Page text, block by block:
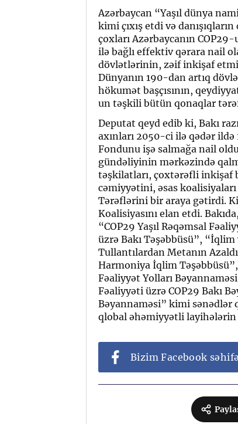
Azərbaycan “Yaşıl dünya
kimi çıxış etdi və
çoxları Azərbaycanın
ilə bağlı effektiv qərara nail
dövlətlərinin, zəif inkişaf
Dünyanın 190-dan artıq
hökumət başçısının,
un təşkili bütün qonaqlar
Deputat qeyd edib ki, Bakı
axınları 2050-ci ilə qədər
Fondunu işə salmağa nail
gündəliyinin mərkəzində
təşkilatları, çoxtərəfli inkişaf
cəmiyyətini, əsas
Tərəflərini bir araya gətirdi.
Koalisiyasını elan etdi.
“COP29 Yaşıl Rəqəmsal
üzrə Bakı Təşəbbüsü”, “İqlim
Tullantılardan Metanın
Harmoniya İqlim Təşəbbüsü”,
Fəaliyyət Yolları
Fəaliyyəti üzrə COP29 Bakı
Bəyannaməsi” kimi sənədlər
qlobal əhəmiyyətli layihələrin
Bizim Facebook